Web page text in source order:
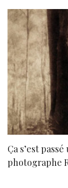
Ça s’est
photographe